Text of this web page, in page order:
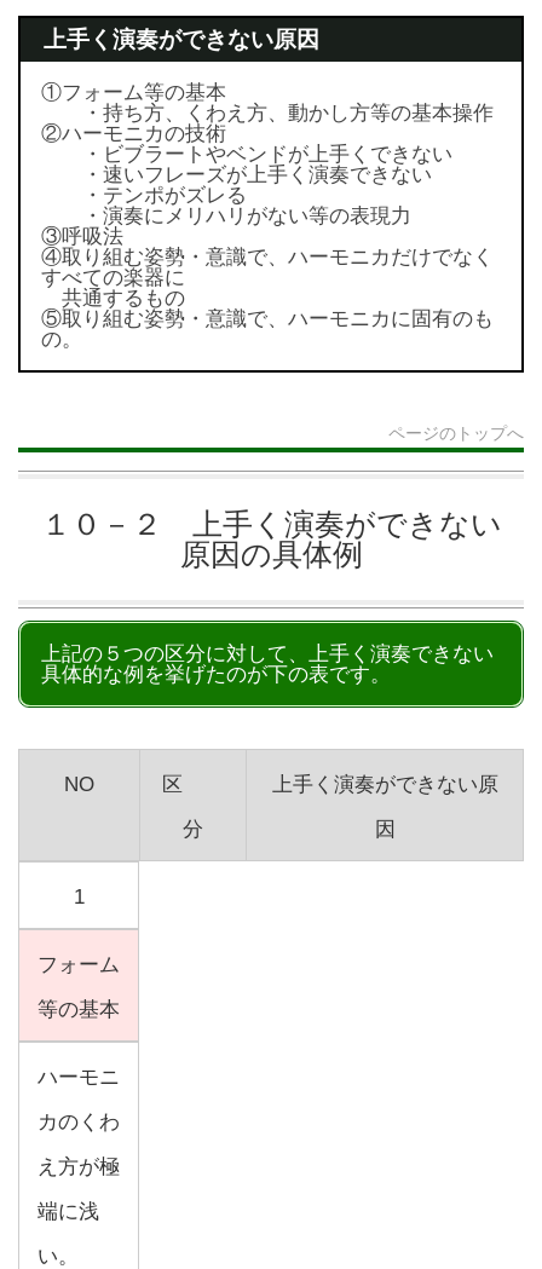
上手く演奏ができない原因
①フォーム等の基本
・持ち方、くわえ方、動かし方等の基本操作
②ハーモニカの技術
・ビブラートやベンドが上手くできない
・速いフレーズが上手く演奏できない
・テンポがズレる
・演奏にメリハリがない等の表現力
③呼吸法
④取り組む姿勢・意識で、ハーモニカだけでなく
すべての楽器に
共通するもの
⑤取り組む姿勢・意識で、ハーモニカに固有のも
の。
ページのトップへ
１０－２ 上手く演奏ができない
原因の具体例
上記の５つの区分に対して、上手く演奏できない
具体的な例を挙げたのが下の表です。
NO
区
分
上手く演奏ができない原
因
1
フォーム
等の基本
ハーモニ
カのくわ
え方が極
端に浅
い。